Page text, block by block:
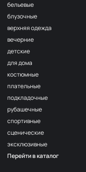
бельевые
блузочные
верхняя одежда
вечерние
детские
для дома
костюмные
плательные
подкладочные
рубашечные
спортивные
сценические
эксклюзивные
Перейти в каталог